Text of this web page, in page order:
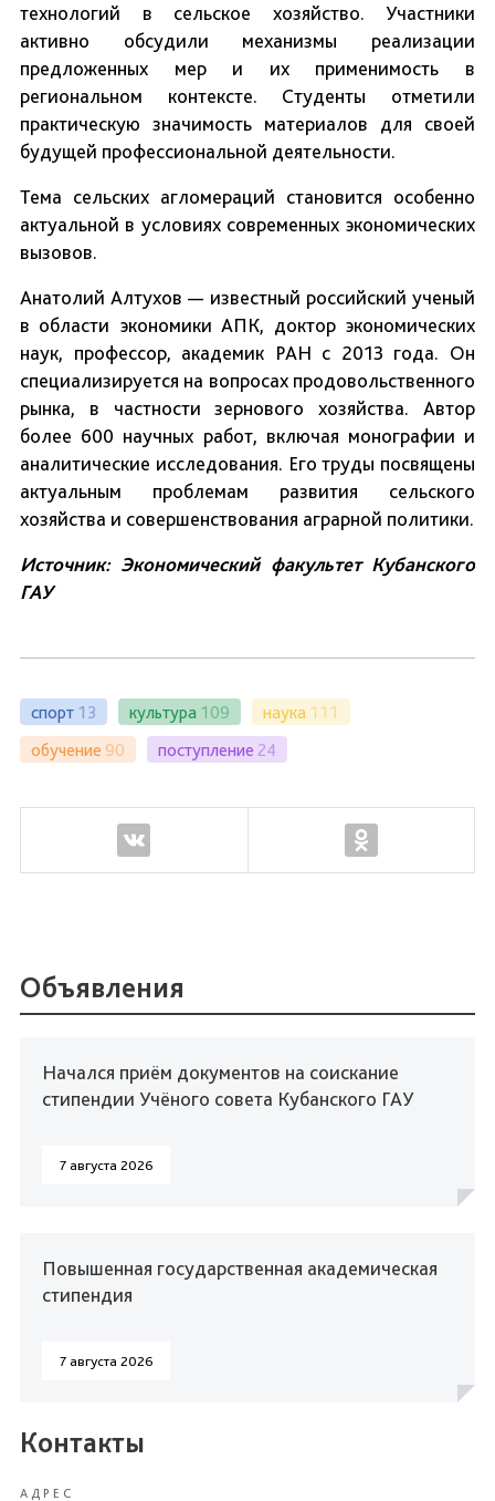
технологий в сельское хозяйство. Участники
активно обсудили механизмы реализации
предложенных мер и их применимость в
региональном контексте. Студенты отметили
практическую значимость материалов для своей
будущей профессиональной деятельности.
Тема сельских агломераций становится особенно
актуальной в условиях современных экономических
вызовов.
Анатолий Алтухов — известный российский ученый
в области экономики АПК, доктор экономических
наук, профессор, академик РАН с 2013 года. Он
специализируется на вопросах продовольственного
рынка, в частности зернового хозяйства. Автор
более 600 научных работ, включая монографии и
аналитические исследования. Его труды посвящены
актуальным проблемам развития сельского
хозяйства и совершенствования аграрной политики.
Источник: Экономический факультет Кубанского
ГАУ
спорт 13 культура 109 наука 111
обучение 90 поступление 24
Объявления
Начался приём документов на соискание
стипендии Учёного совета Кубанского ГАУ
7 августа 2026
Повышенная государственная академическая
стипендия
7 августа 2026
Контакты
АДРЕС